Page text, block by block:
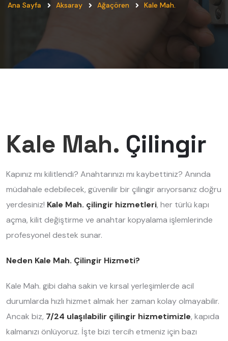
Ana Sayfa Aksaray Ağaçören Kale Mah.
Kale Mah. Çilingir
Kapınız mı kilitlendi? Anahtarınızı mı kaybettiniz? Anında
müdahale edebilecek, güvenilir bir çilingir arıyorsanız doğru
yerdesiniz! Kale Mah. çilingir hizmetleri, her türlü kapı
açma, kilit değiştirme ve anahtar kopyalama işlemlerinde
profesyonel destek sunar.
Neden Kale Mah. Çilingir Hizmeti?
Kale Mah. gibi daha sakin ve kırsal yerleşimlerde acil
durumlarda hızlı hizmet almak her zaman kolay olmayabilir.
Ancak biz, 7/24 ulaşılabilir çilingir hizmetimizle, kapıda
kalmanızı önlüyoruz. İşte bizi tercih etmeniz için bazı